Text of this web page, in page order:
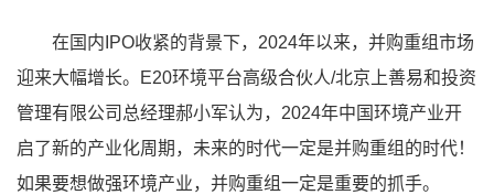
在国内IPO收紧的背景下，2024年以来，并购重组市场
迎来大幅增长。E20环境平台高级合伙人/北京上善易和投资
管理有限公司总经理郝小军认为，2024年中国环境产业开
启了新的产业化周期，未来的时代一定是并购重组的时代！
如果要想做强环境产业，并购重组一定是重要的抓手。